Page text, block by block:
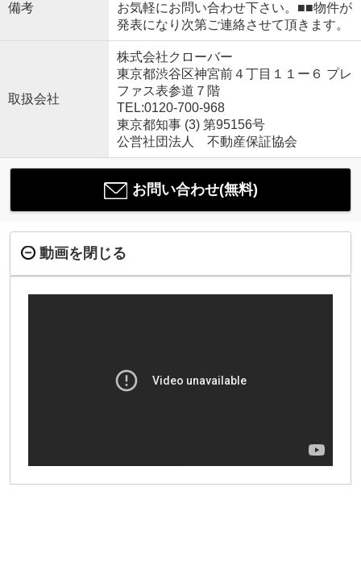
備考
お気軽にお問い合わせ下さい。■■物件が
発表になり次第ご連絡させて頂きます。
取扱会社
株式会社クローバー
東京都渋谷区神宮前４丁目１１ー６ プレ
ファス表参道７階
TEL:0120-700-968
東京都知事 (3) 第95156号
公営社団法人 不動産保証協会
お問い合わせ(無料)
動画を閉じる